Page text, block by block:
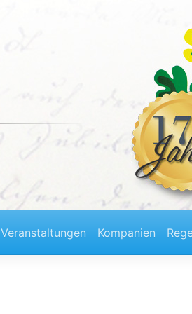
Veranstaltungen Kompanien